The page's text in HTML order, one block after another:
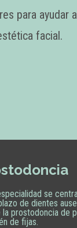
para ayudar
facial.
se
de dientes
la prostodoncia de
de fijas.